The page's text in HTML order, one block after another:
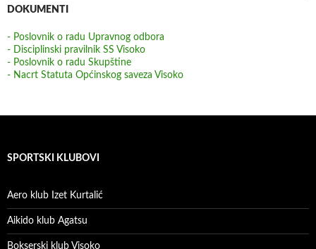
DOKUMENTI
- Poslovnik o radu Upravnog odbora
- Disciplinski pravilnik SS Visoko
- Poslovnik o radu Skupštine
- Nacrt Statuta Općinskog saveza Visoko
SPORTSKI KLUBOVI
Aero klub Izet Kurtalić
Aikido klub Agatsu
Bokserski klub Visoko